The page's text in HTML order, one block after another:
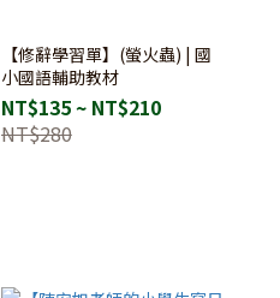
【修辭學習單】(螢火蟲) | 國
小國語輔助教材
NT$135 ~ NT$210
NT$280